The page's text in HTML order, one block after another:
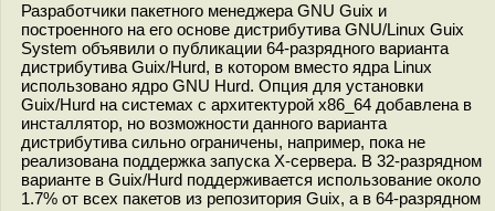
Разработчики пакетного менеджера GNU Guix и
построенного на его основе дистрибутива GNU/Linux Guix
System объявили о публикации 64-разрядного варианта
дистрибутива Guix/Hurd, в котором вместо ядра Linux
использовано ядро GNU Hurd. Опция для установки
Guix/Hurd на системах с архитектурой x86_64 добавлена в
инсталлятор, но возможности данного варианта
дистрибутива сильно ограничены, например, пока не
реализована поддержка запуска X-сервера. В 32-разрядном
варианте в Guix/Hurd поддерживается использование около
1.7% от всех пакетов из репозитория Guix, а в 64-разрядном